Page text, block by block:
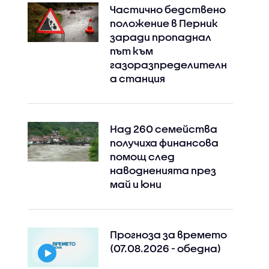
Частично бедствено
положение в Перник
заради пропаднал
път към
газоразпределителн
а станция
Над 260 семейства
получиха финансова
помощ след
наводненията през
май и юни
Прогноза за времето
(07.08.2026 - обедна)